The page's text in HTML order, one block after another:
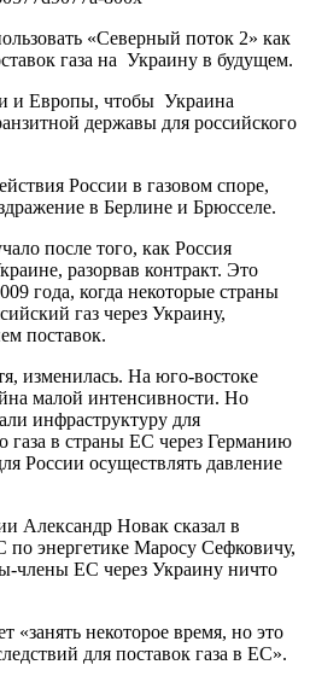
«Северный поток 2» как
газа на Украину в будущем.
и Европы, чтобы Украина
державы для российского
России в газовом споре,
в Берлине и Брюсселе.
после того, как Россия
разорвав контракт. Это
года, когда некоторые страны
газ через Украину,
поставок.
изменилась. На юго-востоке
малой интенсивности. Но
инфраструктуру для
газа в страны ЕС через Германию
России осуществлять давление
Александр Новак сказал в
по энергетике Маросу Сефковичу,
члены ЕС через Украину ничто
«занять некоторое время, но это
для поставок газа в ЕС».